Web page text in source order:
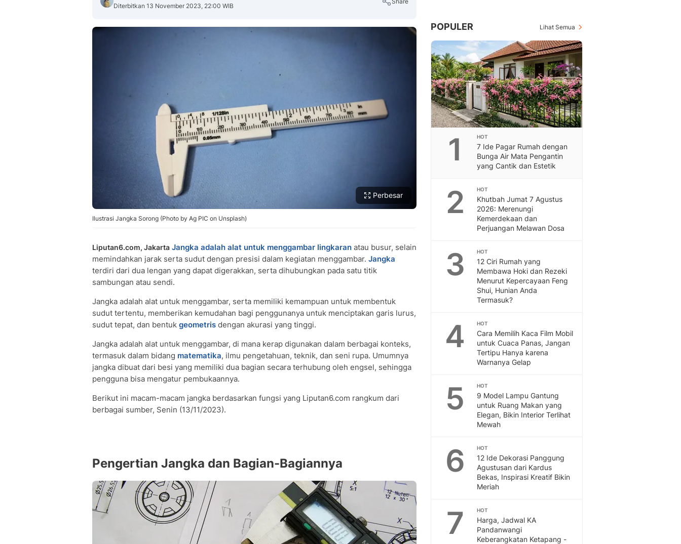
Diterbitkan 13 November 2023, 22:00 WIB
Perbesar
Ilustrasi Jangka Sorong (Photo by Ag PIC on Unsplash)
Liputan6.com, Jakarta Jangka adalah alat untuk menggambar lingkaran atau busur, selain
memindahkan jarak serta sudut dengan presisi dalam kegiatan menggambar. Jangka
terdiri dari dua lengan yang dapat digerakkan, serta dihubungkan pada satu titik
sambungan atau sendi.
Jangka adalah alat untuk menggambar, serta memiliki kemampuan untuk membentuk
sudut tertentu, memberikan kemudahan bagi penggunanya untuk menciptakan garis lurus,
sudut tepat, dan bentuk geometris dengan akurasi yang tinggi.
Jangka adalah alat untuk menggambar, di mana kerap digunakan dalam berbagai konteks,
termasuk dalam bidang matematika, ilmu pengetahuan, teknik, dan seni rupa. Umumnya
jangka dibuat dari besi yang memiliki dua bagian secara terhubung oleh engsel, sehingga
pengguna bisa mengatur pembukaannya.
Berikut ini macam-macam jangka berdasarkan fungsi yang Liputan6.com rangkum dari
berbagai sumber, Senin (13/11/2023).
Pengertian Jangka dan Bagian-Bagiannya
POPULER Lihat Semua
1 HOT
7 Ide Pagar Rumah dengan
Bunga Air Mata Pengantin
yang Cantik dan Estetik
2 HOT
Khutbah Jumat 7 Agustus
2026: Merenungi
Kemerdekaan dan
Perjuangan Melawan Dosa
3 HOT
12 Ciri Rumah yang
Membawa Hoki dan Rezeki
Menurut Kepercayaan Feng
Shui, Hunian Anda
Termasuk?
4 HOT
Cara Memilih Kaca Film Mobil
untuk Cuaca Panas, Jangan
Tertipu Hanya karena
Warnanya Gelap
5 HOT
9 Model Lampu Gantung
untuk Ruang Makan yang
Elegan, Bikin Interior Terlihat
Mewah
6 HOT
12 Ide Dekorasi Panggung
Agustusan dari Kardus
Bekas, Inspirasi Kreatif Bikin
Meriah
7 HOT
Harga, Jadwal KA
Pandanwangi
Keberangkatan Ketapang -